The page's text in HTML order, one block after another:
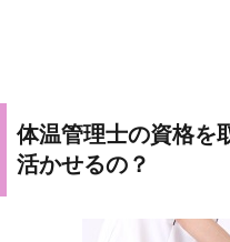
体温管理士の資格を
活かせるの？